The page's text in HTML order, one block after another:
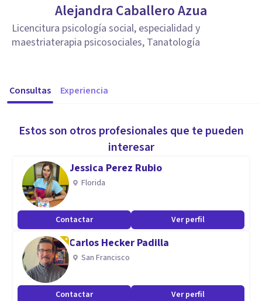
Alejandra Caballero Azua
Licencitura psicología social, especialidad y
maestriaterapia psicosociales, Tanatología
Consultas Experiencia
Estos son otros profesionales que te pueden
interesar
Jessica Perez Rubio
Florida
Contactar Ver perfil
Carlos Hecker Padilla
San Francisco
Contactar Ver perfil